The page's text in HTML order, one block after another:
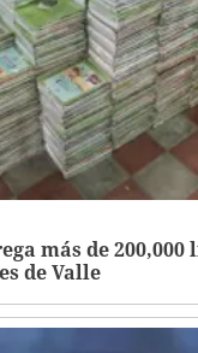
más de 200,000
de Valle